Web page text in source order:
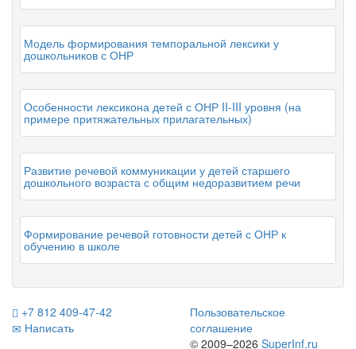
Модель формирования темпоральной лексики у
дошкольников с ОНР
Особенности лексикона детей с ОНР II-III уровня (на
примере притяжательных прилагательных)
Развитие речевой коммуникации у детей старшего
дошкольного возраста с общим недоразвитием речи
Формирование речевой готовности детей с ОНР к
обучению в школе
+7 812 409-47-42
Написать
Пользовательское
соглашение
© 2009–2026 SuperInf.ru